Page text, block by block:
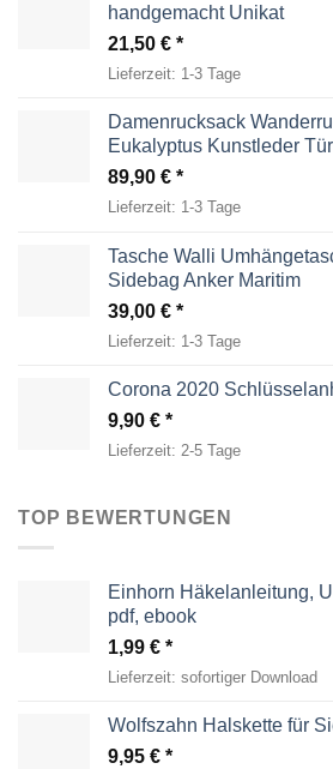
handgemacht Unikat
21,50 €
Lieferzeit: 1-3 Tage
Damenrucksack
Eukalyptus Kunstleder
89,90 €
Lieferzeit: 1-3 Tage
Tasche Walli
Sidebag Anker Maritim
39,00 €
Lieferzeit: 1-3 Tage
Corona 2020
9,90 €
Lieferzeit: 2-5 Tage
TOP BEWERTUNGEN
Einhorn Häkelanleitung,
pdf, ebook
1,99 €
Lieferzeit: sofortiger Download
Wolfszahn Halskette für
9,95 €